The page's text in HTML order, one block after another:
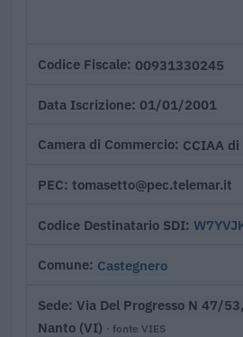
Codice Fiscale 00931330245
Data Iscrizione 01/01/2001
Camera di Commercio CCIAA
PEC tomasetto@pec.telemar.it
Codice Destinatario SDI
Comune Castegnero
Sede Via Del Progresso N 47/
Nanto (VI) · fonte VIES